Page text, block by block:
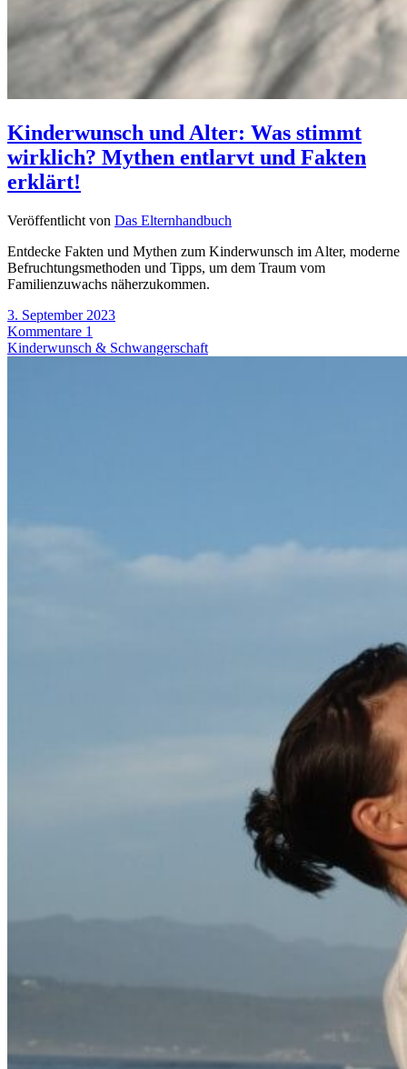
Kinderwunsch und Alter: Was stimmt
wirklich? Mythen entlarvt und Fakten
erklärt!
Veröffentlicht von Das Elternhandbuch
Entdecke Fakten und Mythen zum Kinderwunsch im Alter, moderne
Befruchtungsmethoden und Tipps, um dem Traum vom
Familienzuwachs näherzukommen.
3. September 2023
Kommentare 1
Kinderwunsch & Schwangerschaft